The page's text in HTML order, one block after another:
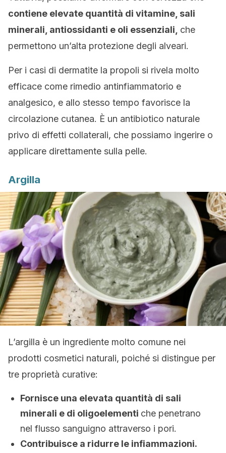
contiene elevate quantità di vitamine, sali
minerali, antiossidanti e oli essenziali, che
permettono un’alta protezione degli alveari.
Per i casi di dermatite la propoli si rivela molto
efficace come rimedio antinfiammatorio e
analgesico, e allo stesso tempo favorisce la
circolazione cutanea. È un antibiotico naturale
privo di effetti collaterali, che possiamo ingerire o
applicare direttamente sulla pelle.
Argilla
L’argilla è un ingrediente molto comune nei
prodotti cosmetici naturali, poiché si distingue per
tre proprietà curative:
Fornisce una elevata quantità di sali
minerali e di oligoelementi che penetrano
nel flusso sanguigno attraverso i pori.
Contribuisce a ridurre le infiammazioni.